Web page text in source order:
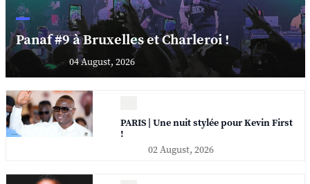
Panaf #9 à Bruxelles et Charleroi !
04 August, 2026
PARIS | Une nuit stylée pour Kevin First
!
02 August, 2026